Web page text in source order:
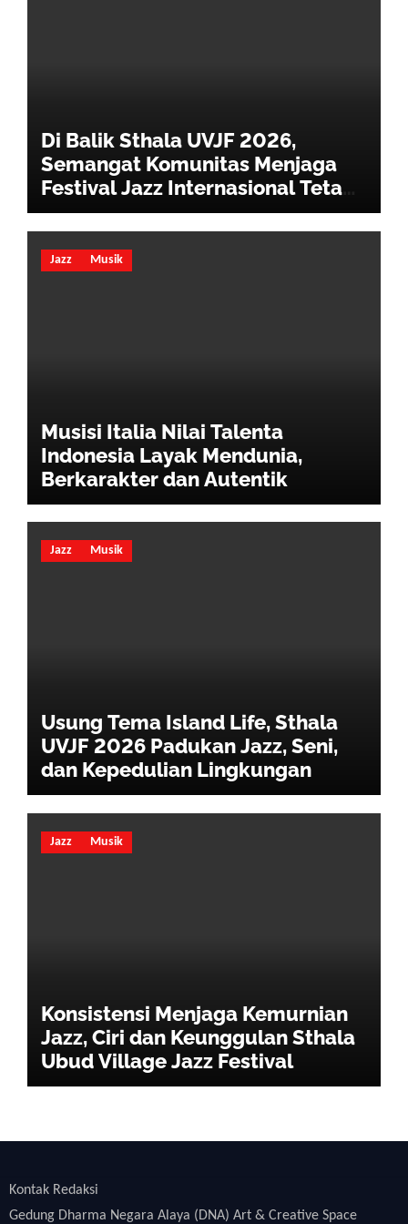
Di Balik Sthala UVJF 2026,
Semangat Komunitas Menjaga
Festival Jazz Internasional Tetap
Hidup
Jazz Musik
Musisi Italia Nilai Talenta
Indonesia Layak Mendunia,
Berkarakter dan Autentik
Jazz Musik
Usung Tema Island Life, Sthala
UVJF 2026 Padukan Jazz, Seni,
dan Kepedulian Lingkungan
Jazz Musik
Konsistensi Menjaga Kemurnian
Jazz, Ciri dan Keunggulan Sthala
Ubud Village Jazz Festival
Kontak Redaksi
Gedung Dharma Negara Alaya (DNA) Art & Creative Space